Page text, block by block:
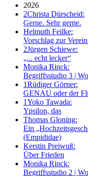
2026
2Christa Dürscheid:
Gerne. Sehr gerne.
Helmuth Feilke:
Vorschlag zur
2Jürgen Schiewe:
„... echt lecker“
Monika Rinck:
Begriffsstudio 3 |
1Rüdiger Görner:
GENAU oder der
1Yoko Tawada:
Ypsilon, das
Thomas Gloning:
Ein
(Empididae)
Kerstin Preiwuß:
Über Frieden
Monika Rinck:
Begriffsstudio 2 |